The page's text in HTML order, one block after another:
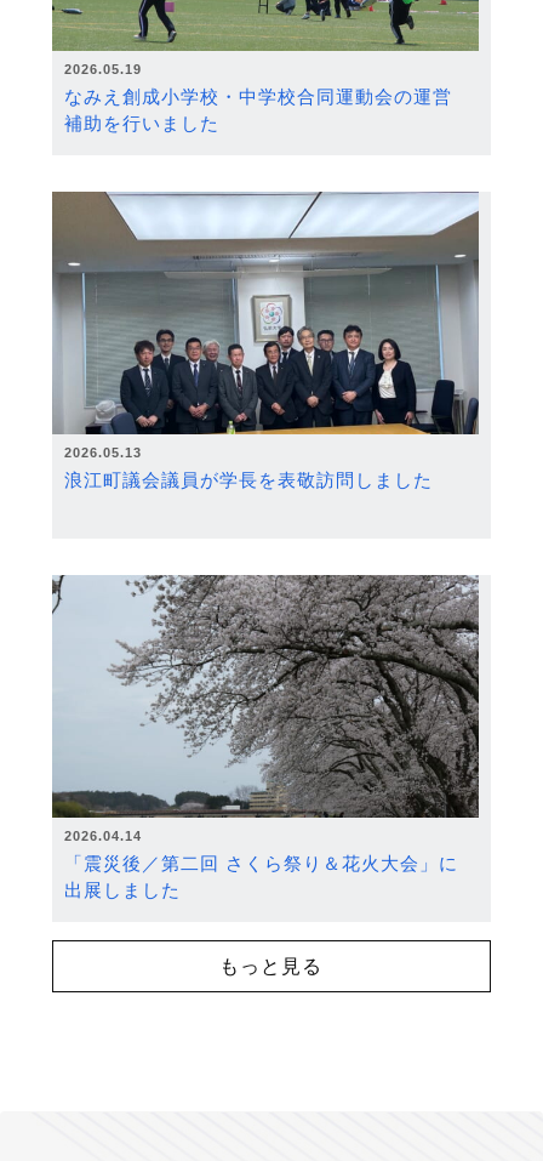
2026.05.19
なみえ創成小学校・中学校合同運動会の運営
補助を行いました
2026.05.13
浪江町議会議員が学長を表敬訪問しました
2026.04.14
「震災後／第二回 さくら祭り＆花火大会」に
出展しました
もっと見る